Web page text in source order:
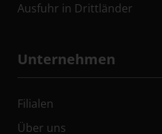
Ausfuhr in Drittländer
Unternehmen
Filialen
Über uns